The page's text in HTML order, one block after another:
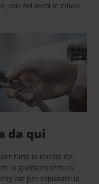
con noi avrai le chiavi
da qui
tutta la durata del
la giusta copertura.
car per esplorare la